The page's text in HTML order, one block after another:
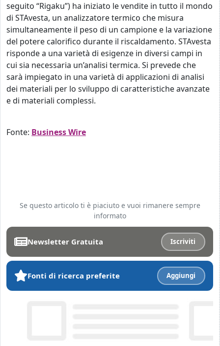
seguito “Rigaku”) ha iniziato le vendite in tutto il mondo
di STAvesta, un analizzatore termico che misura
simultaneamente il peso di un campione e la variazione
del potere calorifico durante il riscaldamento. STAvesta
risponde a una varietà di esigenze in diversi campi in
cui sia necessaria un’analisi termica. Si prevede che
sarà impiegato in una varietà di applicazioni di analisi
dei materiali per lo sviluppo di caratteristiche avanzate
e di materiali complessi.
Fonte: Business Wire
Se questo articolo ti è piaciuto e vuoi rimanere sempre
informato
Newsletter Gratuita Iscriviti
Fonti di ricerca preferite Aggiungi